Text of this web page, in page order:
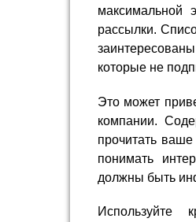
максимальной
рассылки.
которые не
Это может
компании.
прочитать
понимать
должны быть
Используйте